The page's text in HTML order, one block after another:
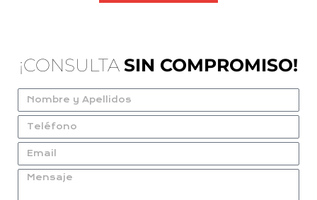
¡CONSULTA SIN COMPROMISO!